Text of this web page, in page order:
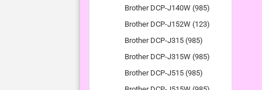
Brother DCP-J140W (985)
Brother DCP-J152W (123)
Brother DCP-J315 (985)
Brother DCP-J315W (985)
Brother DCP-J515 (985)